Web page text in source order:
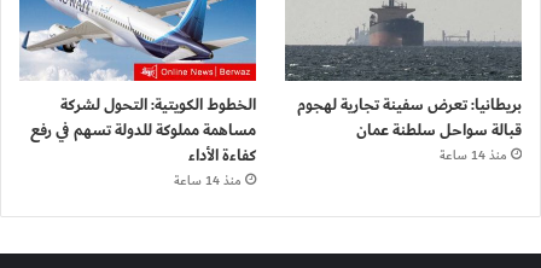
بريطانيا: تعرض سفينة تجارية لهجوم
قبالة سواحل سلطنة عمان
منذ 14 ساعة
الخطوط الكويتية: التحول لشركة
مساهمة مملوكة للدولة تسهم في رفع
كفاءة الأداء
منذ 14 ساعة